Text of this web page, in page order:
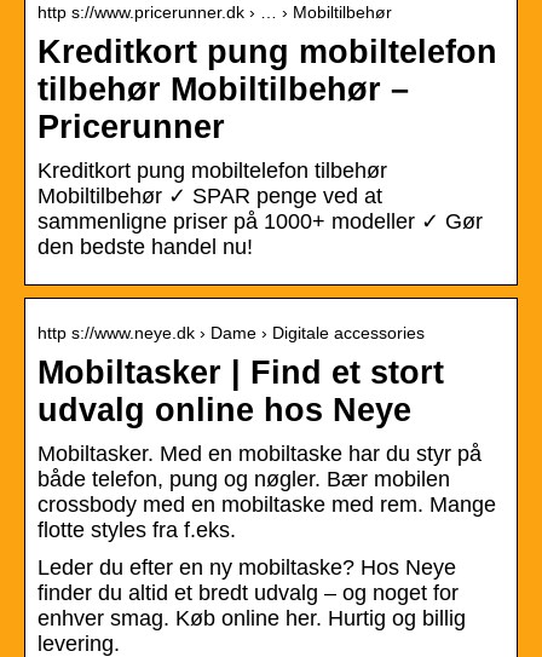
http s://www.pricerunner.dk › … › Mobiltilbehør
Kreditkort pung mobiltelefon
tilbehør Mobiltilbehør –
Pricerunner
Kreditkort pung mobiltelefon tilbehør
Mobiltilbehør ✓ SPAR penge ved at
sammenligne priser på 1000+ modeller ✓ Gør
den bedste handel nu!
http s://www.neye.dk › Dame › Digitale accessories
Mobiltasker | Find et stort
udvalg online hos Neye
Mobiltasker. Med en mobiltaske har du styr på
både telefon, pung og nøgler. Bær mobilen
crossbody med en mobiltaske med rem. Mange
flotte styles fra f.eks.
Leder du efter en ny mobiltaske? Hos Neye
finder du altid et bredt udvalg – og noget for
enhver smag. Køb online her. Hurtig og billig
levering.